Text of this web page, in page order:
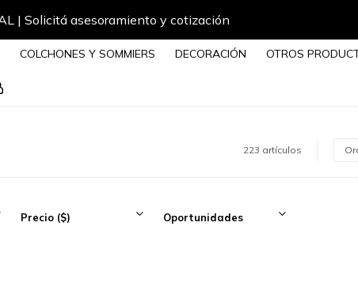
Envíos a todo el país
COLCHONES Y SOMMIERS DECORACIÓN OTROS
223 artículos
Precio ($) Oportunidades